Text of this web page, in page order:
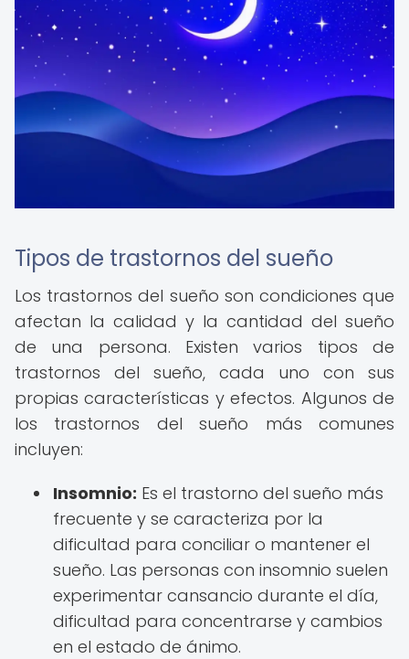
Tipos de trastornos del sueño
Los trastornos del sueño son condiciones que
afectan la calidad y la cantidad del sueño
de una persona. Existen varios tipos de
trastornos del sueño, cada uno con sus
propias características y efectos. Algunos de
los trastornos del sueño más comunes
incluyen:
Insomnio: Es el trastorno del sueño más
frecuente y se caracteriza por la
dificultad para conciliar o mantener el
sueño. Las personas con insomnio suelen
experimentar cansancio durante el día,
dificultad para concentrarse y cambios
en el estado de ánimo.